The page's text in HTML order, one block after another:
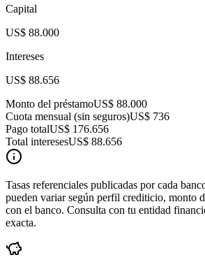
Capital
US$ 88.000
Intereses
US$ 88.656
Monto del préstamoUS$ 88.000
Cuota mensual (sin seguros)US$ 736
Pago totalUS$ 176.656
Total interesesUS$ 88.656
Tasas referenciales publicadas por cada
pueden variar según perfil crediticio, monto
con el banco. Consulta con tu entidad
exacta.